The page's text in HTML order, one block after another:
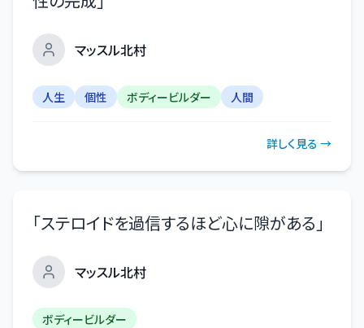
マッスル北村
人生 個性 ボディービルダー 人間
詳しく見る →
「ステロイドを過信するほど心に隙がある 」
マッスル北村
ボディービルダー